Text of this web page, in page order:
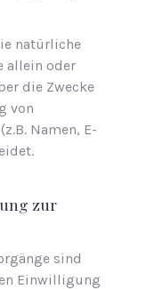
natürliche
allein oder
die Zwecke
von
Namen, E-
zur
sind
Einwilligung